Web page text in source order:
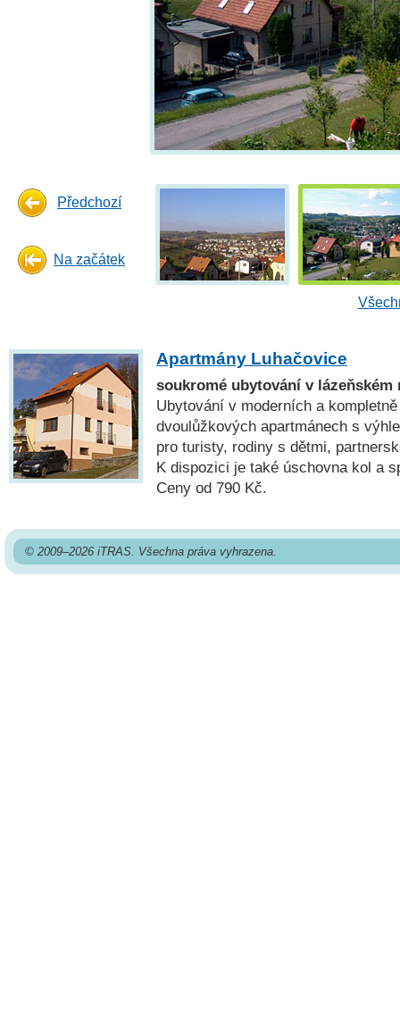
Předchozí
Na začátek
Apartmány Luhačovice
soukromé ubytování v lázeňském
Ubytování v moderních a
dvoulůžkových apartmánech s
pro turisty, rodiny s dětmi,
K dispozici je také úschovna kol a
Ceny od 790 Kč.
© 2009–2026 iTRAS. Všechna práva vyhrazena.